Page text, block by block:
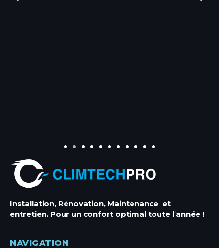
Entretien Climatisation
Entretien Climatisation Antibes
Entretien Climatisation Cannes
Entretien Climatisation Mandelieu
Entretien Climatisation Monaco
Installation, Rénovation, Maintenance et
entretien. Pour un confort optimal toute l’année !
NAVIGATION